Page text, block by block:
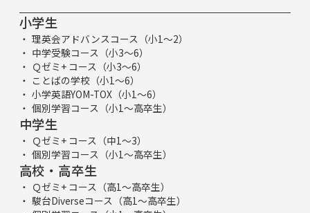
小学生
理英会アドバンスコース（小1～2）
中学受験コース（小3～6）
Ｑゼミ+ コース（小3～6）
ことばの学校（小1～6）
小学英語YOM-TOX（小1～6）
個別学習コース（小1～高卒生）
中学生
Ｑゼミ+ コース（中1～3）
個別学習コース（小1～高卒生）
高校・高卒生
Ｑゼミ+ コース（高1～高卒生）
駿台Diverseコース（高1～高卒生）